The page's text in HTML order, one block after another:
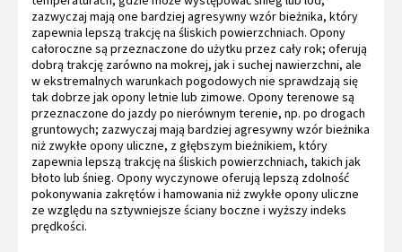
zazwyczaj mają one bardziej agresywny wzór bieżnika, który
zapewnia lepszą trakcję na śliskich powierzchniach. Opony
całoroczne są przeznaczone do użytku przez cały rok; oferują
dobrą trakcję zarówno na mokrej, jak i suchej nawierzchni, ale
w ekstremalnych warunkach pogodowych nie sprawdzają się
tak dobrze jak opony letnie lub zimowe. Opony terenowe są
przeznaczone do jazdy po nierównym terenie, np. po drogach
gruntowych; zazwyczaj mają bardziej agresywny wzór bieżnika
niż zwykłe opony uliczne, z głębszym bieżnikiem, który
zapewnia lepszą trakcję na śliskich powierzchniach, takich jak
błoto lub śnieg. Opony wyczynowe oferują lepszą zdolność
pokonywania zakrętów i hamowania niż zwykłe opony uliczne
ze względu na sztywniejsze ściany boczne i wyższy indeks
prędkości.